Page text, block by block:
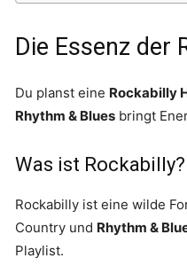
Die Essenz der
Du planst eine Rockabilly
Rhythm & Blues bringt
Was ist Rockabilly?
Rockabilly ist eine wilde
Country und Rhythm &
Playlist.